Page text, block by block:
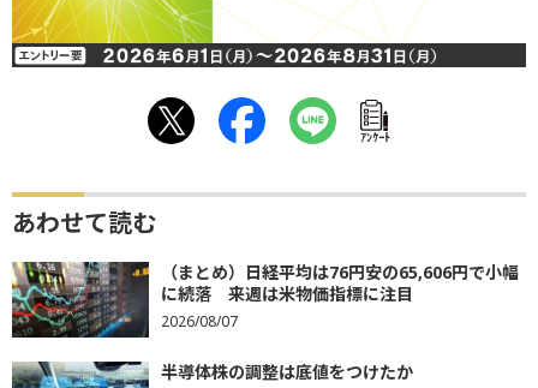
ｱﾝｹｰﾄ
あわせて読む
（まとめ）日経平均は76円安の65,606円で小幅
に続落 来週は米物価指標に注目
2026/08/07
半導体株の調整は底値をつけたか